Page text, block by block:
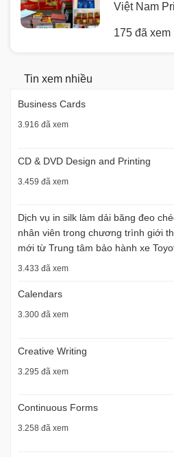
Việt Nam
175 đã xem
Tin xem nhiều
Business Cards
3.916 đã xem
CD & DVD Design and Printing
3.459 đã xem
Dịch vụ in silk làm dải băng đeo
nhân viên trong chương trình giới
mới từ Trung tâm bảo hành xe
3.433 đã xem
Calendars
3.300 đã xem
Creative Writing
3.295 đã xem
Continuous Forms
3.258 đã xem